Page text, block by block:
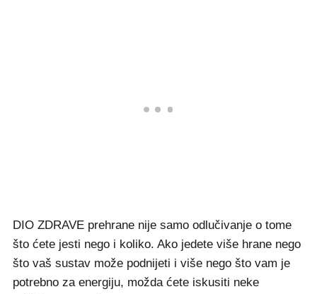
DIO ZDRAVE prehrane nije samo odlučivanje o tome
što ćete jesti nego i koliko. Ako jedete više hrane nego
što vaš sustav može podnijeti i više nego što vam je
potrebno za energiju, možda ćete iskusiti neke